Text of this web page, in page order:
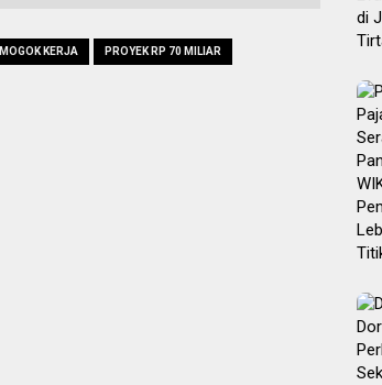
MOGOK KERJA PROYEK RP 70 MILIAR